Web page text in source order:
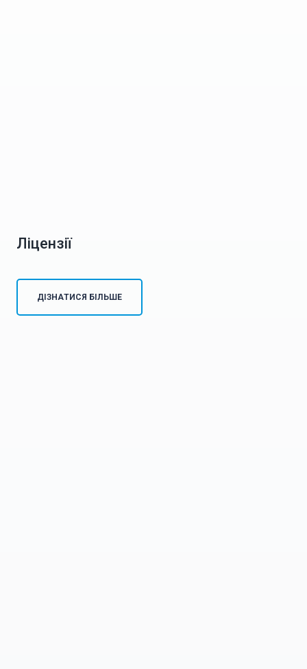
Ліцензії
ДІЗНАТИСЯ БІЛЬШЕ